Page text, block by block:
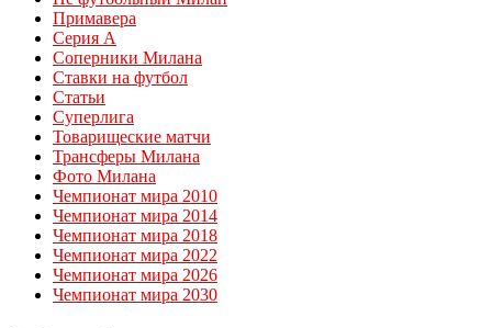
Примавера
Серия А
Соперники Милана
Ставки на футбол
Статьи
Суперлига
Товарищеские матчи
Трансферы Милана
Фото Милана
Чемпионат мира 2010
Чемпионат мира 2014
Чемпионат мира 2018
Чемпионат мира 2022
Чемпионат мира 2026
Чемпионат мира 2030